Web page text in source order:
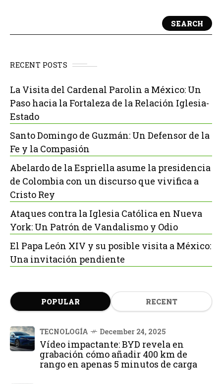
SEARCH
RECENT POSTS
La Visita del Cardenal Parolin a México: Un
Paso hacia la Fortaleza de la Relación Iglesia-
Estado
Santo Domingo de Guzmán: Un Defensor de la
Fe y la Compasión
Abelardo de la Espriella asume la presidencia
de Colombia con un discurso que vivifica a
Cristo Rey
Ataques contra la Iglesia Católica en Nueva
York: Un Patrón de Vandalismo y Odio
El Papa León XIV y su posible visita a México:
Una invitación pendiente
POPULAR RECENT
TECNOLOGÍA December 24, 2025
Vídeo impactante: BYD revela en
grabación cómo añadir 400 km de
rango en apenas 5 minutos de carga